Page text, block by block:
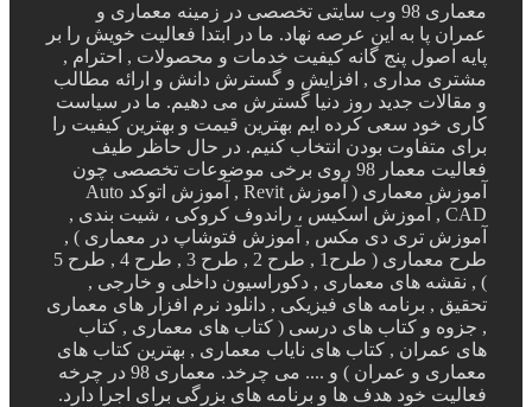
معماری 98 وب سایتی تخصصی در زمینه معماری و
عمران پا به این عرصه نهاد. ما در ابتدا فعالیت خویش را بر
پایه اصول پنج گانه کیفیت خدمات و محصولات , احترام ,
مشتری مداری , افزایش و گسترش دانش و ارائه مطالب
و مقالات جدید روز دنیا گسترش می دهیم. ما در سیاست
کاری خود سعی کرده ایم بهترین قیمت و بهترین کیفیت را
برای متفاوت بودن انتخاب کنیم. در حال حاظر طیف
فعالیت معمار 98 روی برخی موضوعات تخصصی چون
آموزش معماری ( آموزش Revit , آموزش اتوکد Auto
CAD , آموزش اسکیس ، راندوف کروکی ، شیت بندی ,
آموزش تری دی مکس , آموزش فتوشاپ در معماری ) ,
طرح معماری ( طرح1 , طرح 2 , طرح 3 , طرح 4 , طرح 5
) , نقشه های معماری , دکوراسیون داخلی و خارجی ,
تحقیق , برنامه های فیزیکی , دانلود نرم افزار های معماری
, جزوه و کتاب های درسی ( کتاب های معماری , کتاب
های عمران , کتاب های نایاب معماری , بهترین کتاب های
معماری و عمران ) و .... می چرخد. معماری 98 در چرخه
فعالیت خود هدف ها و برنامه های بزرگی برای اجرا دارد.